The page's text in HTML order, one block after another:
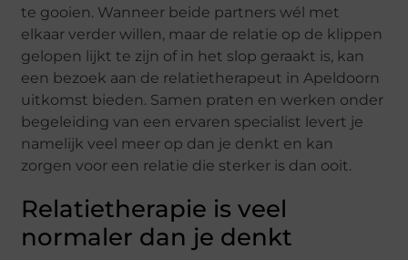
te gooien. Wanneer beide partners wél met
elkaar verder willen, maar de relatie op de klippen
gelopen lijkt te zijn of in het slop geraakt is, kan
een bezoek aan de relatietherapeut in Apeldoorn
uitkomst bieden. Samen praten en werken onder
begeleiding van een ervaren specialist levert je
namelijk veel meer op dan je denkt en kan
zorgen voor een relatie die sterker is dan ooit.
Relatietherapie is veel
normaler dan je denkt